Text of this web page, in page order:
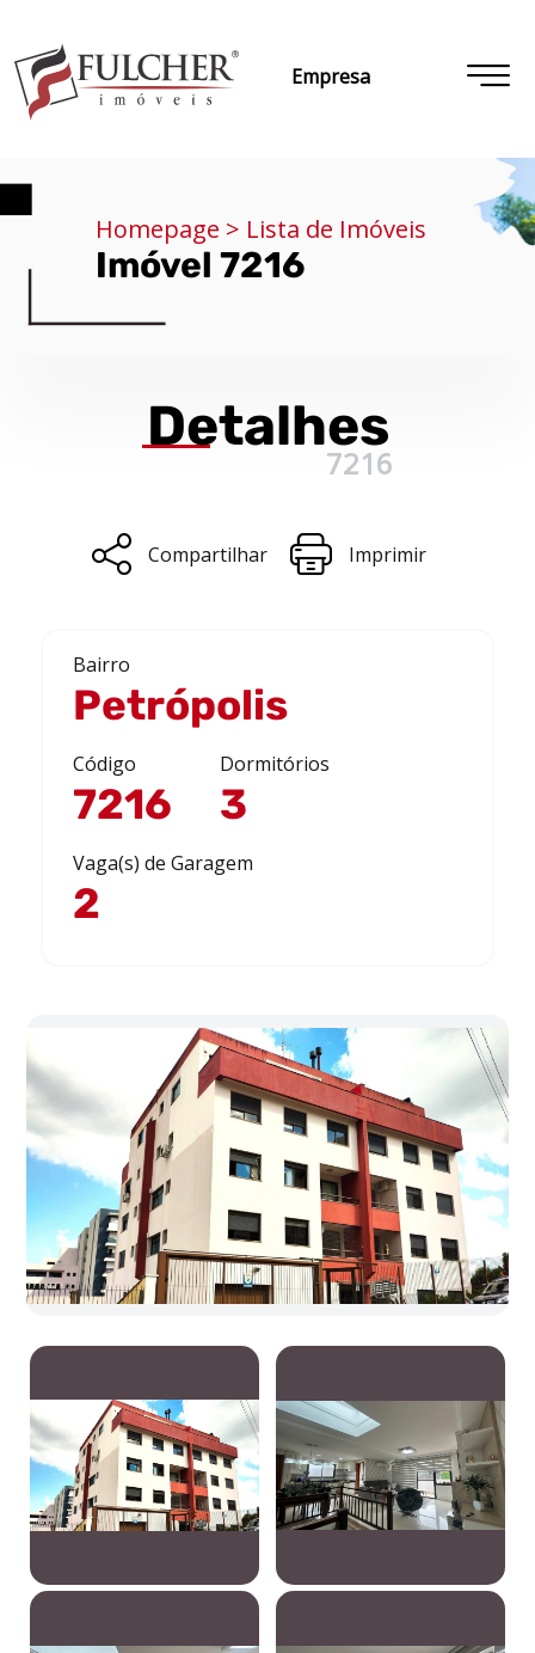
Empresa
Homepage > Lista de Imóveis
Imóvel 7216
Detalhes
7216
Compartilhar Imprimir
Bairro
Petrópolis
Código
7216
Dormitórios
3
Vaga(s) de Garagem
2